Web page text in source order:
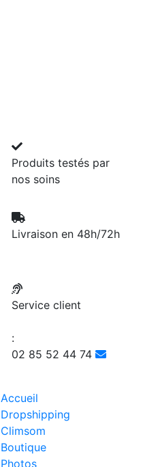
Produits testés par
nos soins
Livraison en 48h/72h
Service client
:
02 85 52 44 74
Accueil
Dropshipping
Climsom
Boutique
Photos